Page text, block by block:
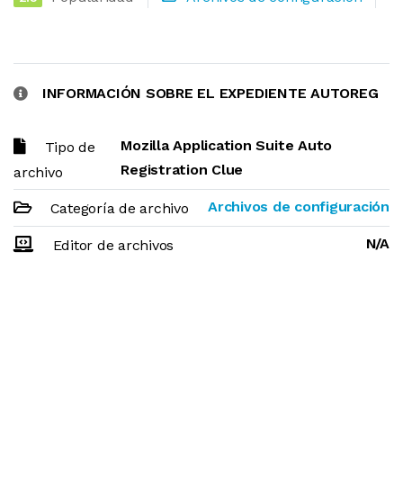
INFORMACIÓN SOBRE EL EXPEDIENTE AUTOREG
Tipo de
archivo
Mozilla Application Suite Auto
Registration Clue
Categoría de archivo Archivos de configuración
Editor de archivos N/A